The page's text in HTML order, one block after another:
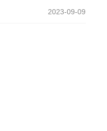
2023-09-09